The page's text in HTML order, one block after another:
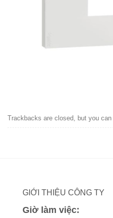
Trackbacks are closed, but you can
GIỚI THIỆU CÔNG TY
Giờ làm việc: